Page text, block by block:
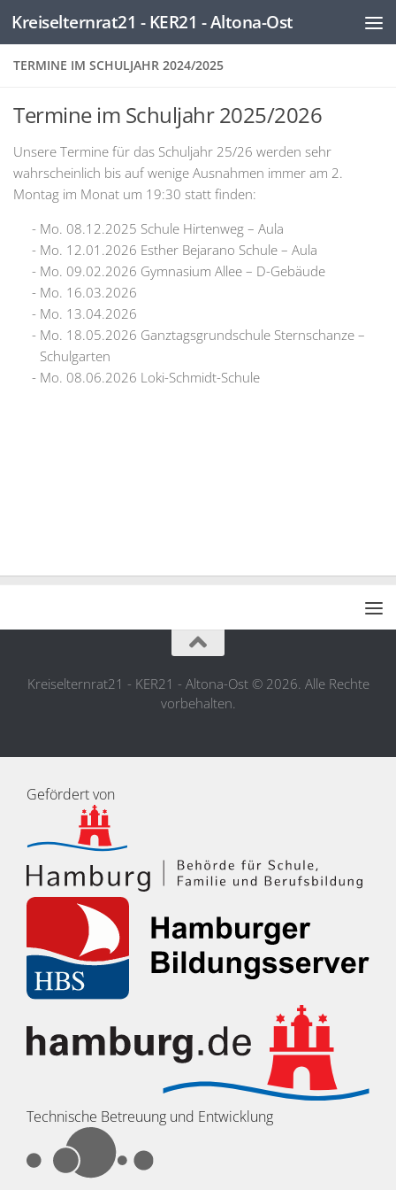
Zum Inhalt springen
Kreiselternrat21 - KER21 - Altona-Ost
TERMINE IM SCHULJAHR 2024/2025
Termine im Schuljahr 2025/2026
Unsere Termine für das Schuljahr 25/26 werden sehr
wahrscheinlich bis auf wenige Ausnahmen immer am 2.
Montag im Monat um 19:30 statt finden:
Mo. 08.12.2025 Schule Hirtenweg – Aula
Mo. 12.01.2026 Esther Bejarano Schule – Aula
Mo. 09.02.2026 Gymnasium Allee – D-Gebäude
Mo. 16.03.2026
Mo. 13.04.2026
Mo. 18.05.2026 Ganztagsgrundschule Sternschanze –
Schulgarten
Mo. 08.06.2026 Loki-Schmidt-Schule
Kreiselternrat21 - KER21 - Altona-Ost © 2026. Alle Rechte
vorbehalten.
Gefördert von
Technische Betreuung und Entwicklung